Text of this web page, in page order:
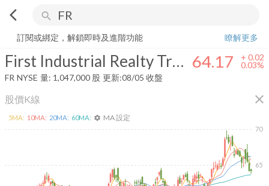
arrow_back_ios search
First Industrial Realty Trust, Inc.
訂閱或綁定，解鎖即時及進階功能
瞭解更多
First Industrial Realty Trust, Inc. 64.17 + 0.02
0.03%
FR NYSE 量: 1,047,000 股 更新:08/05 收盤
股價K線 close
65
70
5MA: 10MA: 20MA: 60MA: settings MA 設定